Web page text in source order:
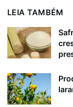
LEIA TAMBÉM